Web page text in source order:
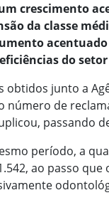
crescimento
da classe
acentuado
do setor
obtidos junto a
número de
passando
período, a
ao passo